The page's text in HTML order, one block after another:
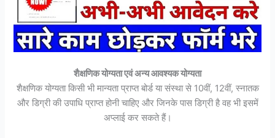
शैक्षणिक योग्यता एवं अन्य आवश्यक योग्यता
शैक्षणिक योग्यता किसी भी मान्यता प्राप्त बोर्ड या संस्था से 10वीं, 12वीं, स्नातक
और डिग्री की उपाधि प्राप्त होनी चाहिए और जिनके पास डिग्री है वह भी इसमें
अप्लाई कर सकते हैं।